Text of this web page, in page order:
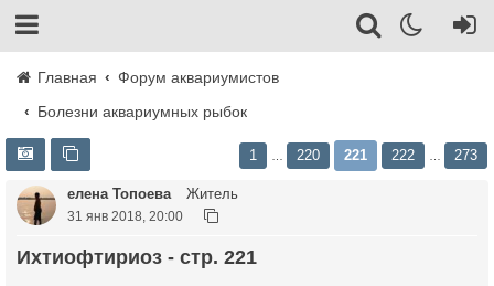
Главная
Форум аквариумистов
Болезни аквариумных рыбок
1 220 221 222 273
елена Топоева Житель
31 янв 2018, 20:00
Ихтиофтириоз - стр. 221